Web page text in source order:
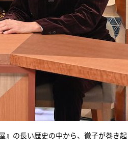
』の長い歴史の中から、徹子が巻き